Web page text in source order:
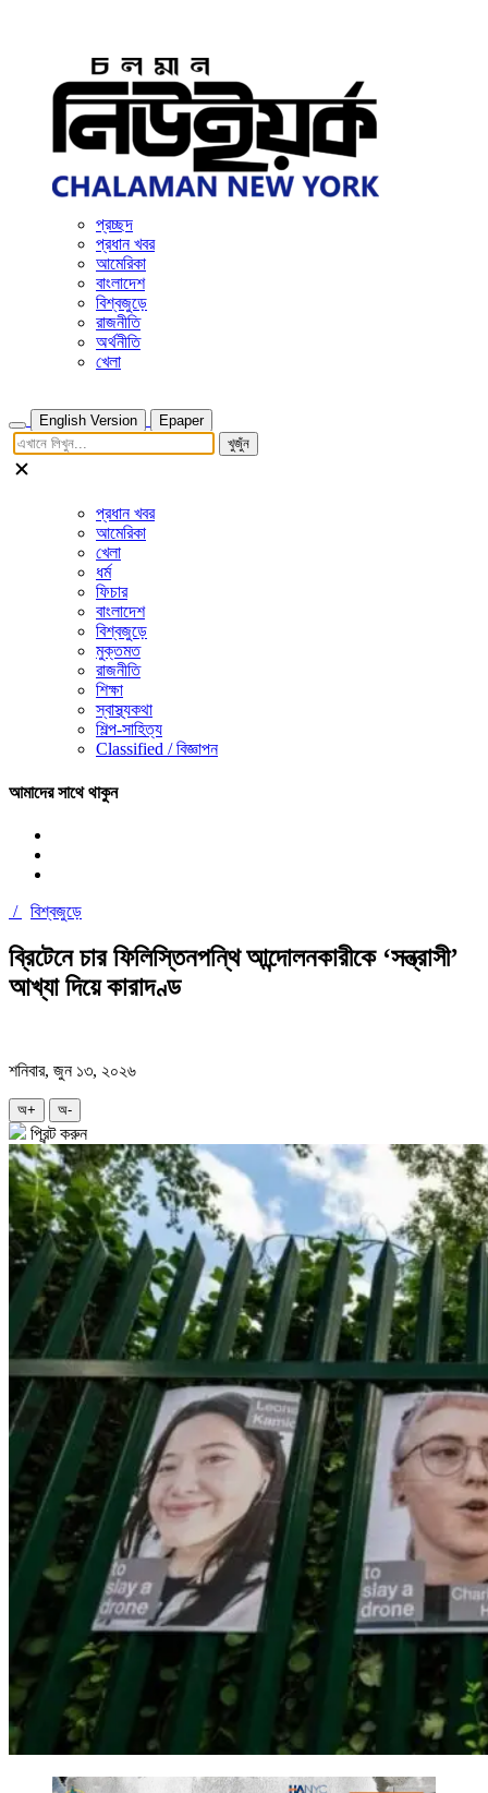
প্রচ্ছদ
প্রধান খবর
আমেরিকা
বাংলাদেশ
বিশ্বজুড়ে
রাজনীতি
অর্থনীতি
খেলা
English Version
Epaper
খুজুঁন
প্রধান খবর
আমেরিকা
খেলা
ধর্ম
ফিচার
বাংলাদেশ
বিশ্বজুড়ে
মুক্তমত
রাজনীতি
শিক্ষা
স্বাস্থ্যকথা
শিল্প-সাহিত্য
Classified / বিজ্ঞাপন
আমাদের সাথে থাকুন
/ বিশ্বজুড়ে
ব্রিটেনে চার ফিলিস্তিনপন্থি আন্দোলনকারীকে ‘সন্ত্রাসী’
আখ্যা দিয়ে কারাদণ্ড
শনিবার, জুন ১৩, ২০২৬
অ+ অ-
প্রিন্ট করুন